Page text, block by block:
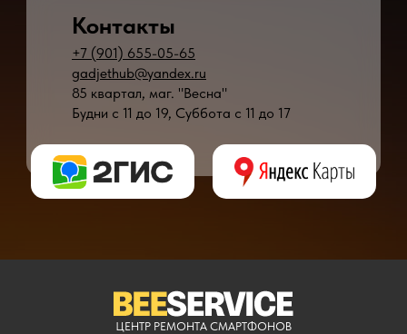
+7 (901) 655-05-65
gadjethub@yandex.ru
85 квартал, маг. "Весна"
Будни с 11 до 19, Суббота с 11 до 17
Контакты
* - время ремонта может меняться в зависимости от модели устройства и
ЦЕНТР РЕМОНТА СМАРТФОНОВ